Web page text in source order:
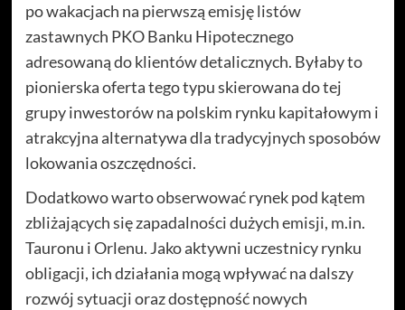
po wakacjach na pierwszą emisję listów
zastawnych PKO Banku Hipotecznego
adresowaną do klientów detalicznych. Byłaby to
pionierska oferta tego typu skierowana do tej
grupy inwestorów na polskim rynku kapitałowym i
atrakcyjna alternatywa dla tradycyjnych sposobów
lokowania oszczędności.
Dodatkowo warto obserwować rynek pod kątem
zbliżających się zapadalności dużych emisji, m.in.
Tauronu i Orlenu. Jako aktywni uczestnicy rynku
obligacji, ich działania mogą wpływać na dalszy
rozwój sytuacji oraz dostępność nowych